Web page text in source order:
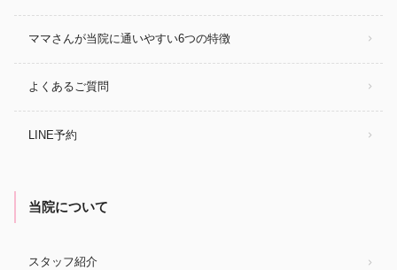
ママさんが当院に通いやすい6つの特徴
よくあるご質問
LINE予約
当院について
スタッフ紹介